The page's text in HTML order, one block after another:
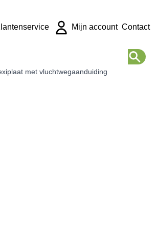
Mijn account Contact
met vluchtwegaanduiding